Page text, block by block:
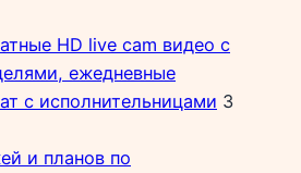
HD live cam видео с
ежедневные
с исполнительницами 3
и планов по